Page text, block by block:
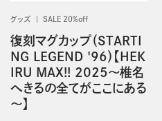
グッズ SALE 20%off
復刻マグカップ（STARTI
NG LEGEND '96）【HEK
IRU MAX!! 2025～椎名
へきるの全てがここにある
～】